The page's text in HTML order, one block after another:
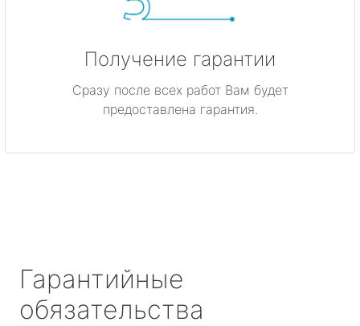
Получение гарантии
Сразу после всех работ Вам будет
предоставлена гарантия.
Гарантийные
обязательства